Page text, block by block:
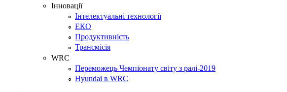
Інновації
Інтелектуальні технології
ЕКО
Продуктивність
Трансмісія
WRC
Переможець Чемпіонату світу з ралі-2019
Hyundai в WRC